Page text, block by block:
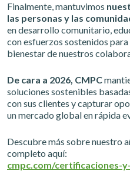
Finalmente, mantuvimos
las personas y las
en desarrollo comunitario,
con esfuerzos sostenidos
bienestar de nuestros
De cara a 2026, CMPC
soluciones sostenibles
con sus clientes y capturar
un mercado global en rápida
Descubre más sobre nuestro
completo aquí:
cmpc.com/certificaciones-